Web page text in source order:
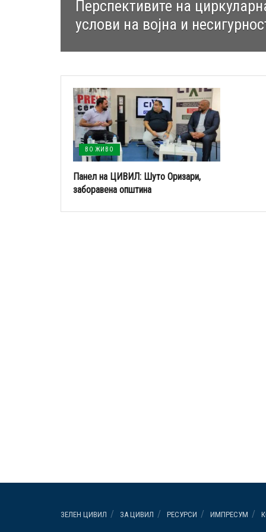
Перспективите на
услови на војна и
ВО ЖИВО
Панел на ЦИВИЛ: Шуто Оризари,
заборавена општина
ЗЕЛЕН ЦИВИЛ ЗА ЦИВИЛ РЕСУРСИ ИМПРЕСУМ